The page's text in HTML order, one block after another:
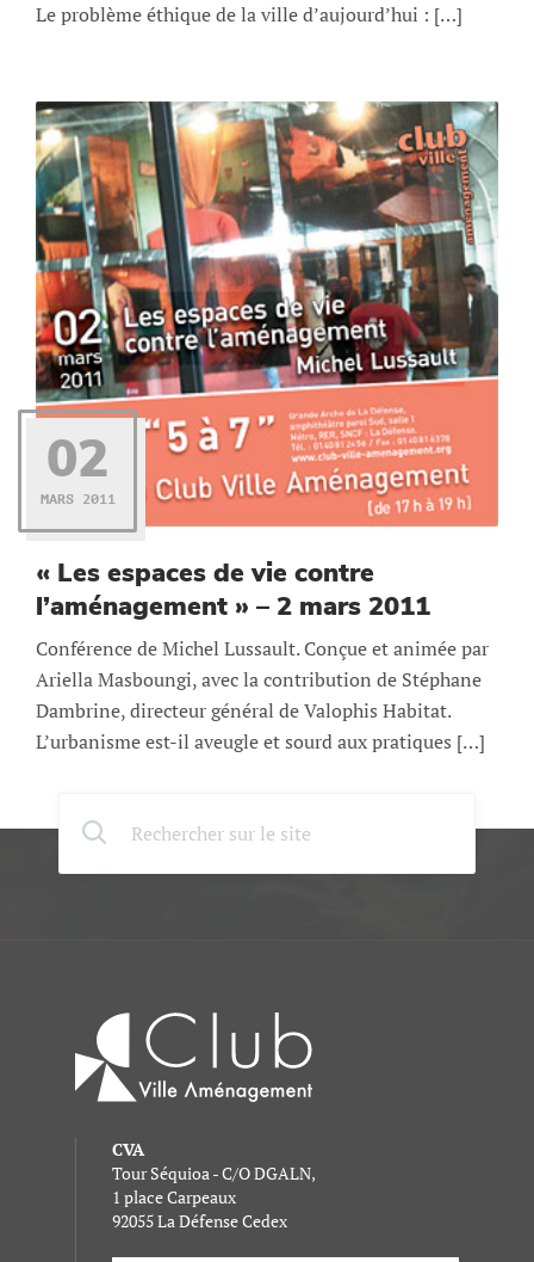
Le problème éthique de la ville d’aujourd’hui : […]
02
MARS 2011
« Les espaces de vie contre
l’aménagement » – 2 mars 2011
Conférence de Michel Lussault. Conçue et animée par
Ariella Masboungi, avec la contribution de Stéphane
Dambrine, directeur général de Valophis Habitat.
L’urbanisme est-il aveugle et sourd aux pratiques […]
CVA
Tour Séquioa - C/O DGALN,
1 place Carpeaux
92055 La Défense Cedex